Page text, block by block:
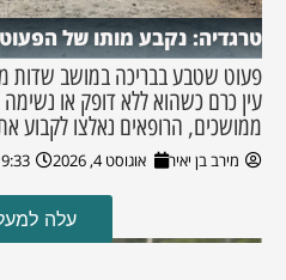
טרגדיה: נקבע מותו של
פעוט שטבע בבריכה במושב שדות
עין כרם כשהוא ללא דופק או
ממושכים, הרופאים נאלצו לקבוע
מירב בן יאיר אוגוסט 4, 2026 9:33 pm
עלה